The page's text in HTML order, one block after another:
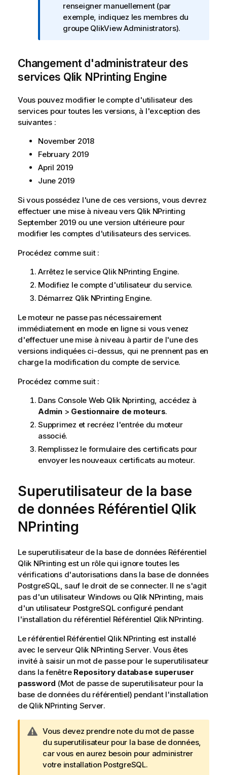
n
f
o
a
t
renseigner manuellement (par
exemple, indiquez les membres du
groupe QlikViewAdministrators).
Changement d'administrateur des
services Qlik NPrinting Engine
Vous pouvez modifier le compte d'utilisateur des
services pour toutes les versions, à l'exception des
suivantes :
November 2018
February 2019
April 2019
June 2019
Si vous possédez l'une de ces versions, vous devrez
effectuer une mise à niveau vers Qlik NPrinting
September 2019 ou une version ultérieure pour
modifier les comptes d'utilisateurs des services.
Procédez comme suit :
Arrêtez le service Qlik NPrinting Engine.
Modifiez le compte d'utilisateur du service.
Démarrez Qlik NPrinting Engine.
Le moteur ne passe pas nécessairement
immédiatement en mode en ligne si vous venez
d'effectuer une mise à niveau à partir de l'une des
versions indiquées ci-dessus, qui ne prennent pas en
charge la modification du compte de service.
Procédez comme suit :
Dans Console Web Qlik Nprinting, accédez à
Admin> Gestionnaire de moteurs.
Supprimez et recréez l'entrée du moteur
associé.
Remplissez le formulaire des certificats pour
envoyer les nouveaux certificats au moteur.
Superutilisateur de la base
de données Référentiel Qlik
NPrinting
Le superutilisateur de la base de données Référentiel
Qlik NPrinting est un rôle qui ignore toutes les
vérifications d'autorisations dans la base de données
PostgreSQL, sauf le droit de se connecter. Il ne s'agit
pas d'un utilisateur Windows ou Qlik NPrinting, mais
d'un utilisateur PostgreSQL configuré pendant
l'installation du référentiel Référentiel Qlik NPrinting.
Le référentiel Référentiel Qlik NPrinting est installé
avec le serveur Qlik NPrinting Server. Vous êtes
invité à saisir un mot de passe pour le superutilisateur
dans la fenêtre Repository database superuser
password (Mot de passe de superutilisateur pour la
base de données du référentiel) pendant l'installation
de Qlik NPrinting Server.
N
o
t
e
Vous devez prendre note du mot de passe
du superutilisateur pour la base de données,
car vous en aurez besoin pour administrer
votre installation PostgreSQL.